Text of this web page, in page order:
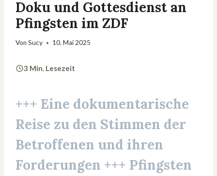
Doku und Gottesdienst an
Pfingsten im ZDF
Von Sucy 10. Mai 2025
3 Min. Lesezeit
+++ Eine dokumentarische
Reise zu den Stimmen der
Betroffenen und ihren
Forderungen +++ Pfingsten